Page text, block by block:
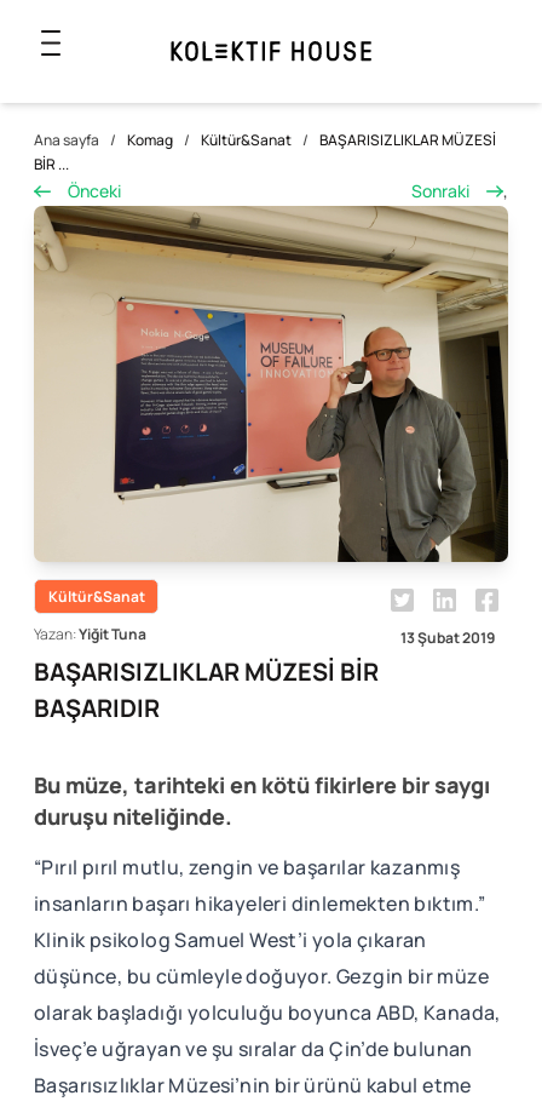
Ana sayfa / Komag / Kültür&Sanat / BAŞARISIZLIKLAR MÜZESİ
BİR ...
Önceki Sonraki ,
Kültür&Sanat
Yazan:Yiğit Tuna 13 Şubat 2019
BAŞARISIZLIKLAR MÜZESİ BİR
BAŞARIDIR
Bu müze, tarihteki en kötü fikirlere bir saygı
duruşu niteliğinde.
“Pırıl pırıl mutlu, zengin ve başarılar kazanmış
insanların başarı hikayeleri dinlemekten bıktım.”
Klinik psikolog Samuel West’i yola çıkaran
düşünce, bu cümleyle doğuyor. Gezgin bir müze
olarak başladığı yolculuğu boyunca ABD, Kanada,
İsveç’e uğrayan ve şu sıralar da Çin’de bulunan
Başarısızlıklar Müzesi’nin bir ürünü kabul etme